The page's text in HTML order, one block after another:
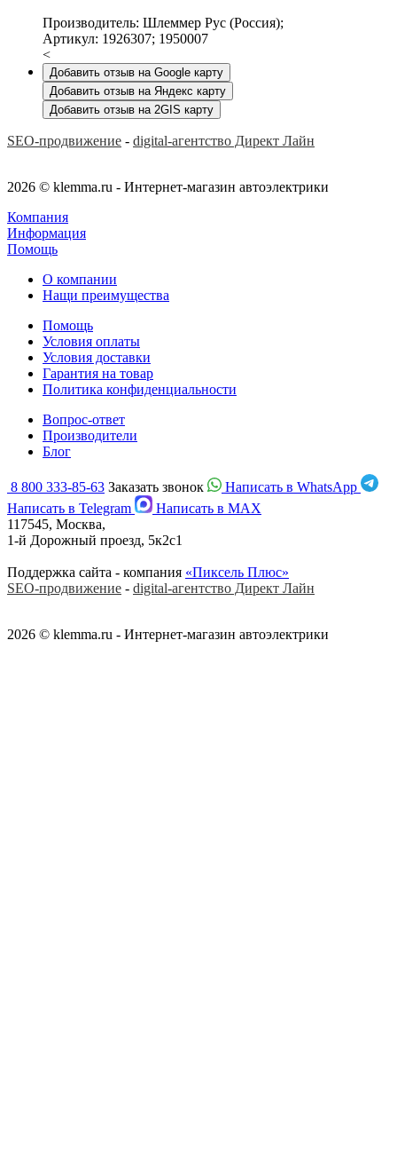
Производитель: Шлеммер Рус (Россия);
Артикул: 1926307; 1950007
<
Добавить отзыв на Google карту
Добавить отзыв на Яндекс карту
Добавить отзыв на 2GIS карту
SEO-продвижение - digital-агентство Директ Лайн
2026 © klemma.ru - Интернет-магазин автоэлектрики
Компания
Информация
Помощь
О компании
Нащи преимущества
Помощь
Условия оплаты
Условия доставки
Гарантия на товар
Политика конфиденциальности
Вопрос-ответ
Производители
Блог
8 800 333-85-63 Заказать звонок
Написать в WhatsApp
Написать в Telegram
Написать в MAX
117545, Москва,
1-й Дорожный проезд, 5к2с1
Поддержка сайта - компания «Пиксель Плюс»
SEO-продвижение - digital-агентство Директ Лайн
2026 © klemma.ru - Интернет-магазин автоэлектрики